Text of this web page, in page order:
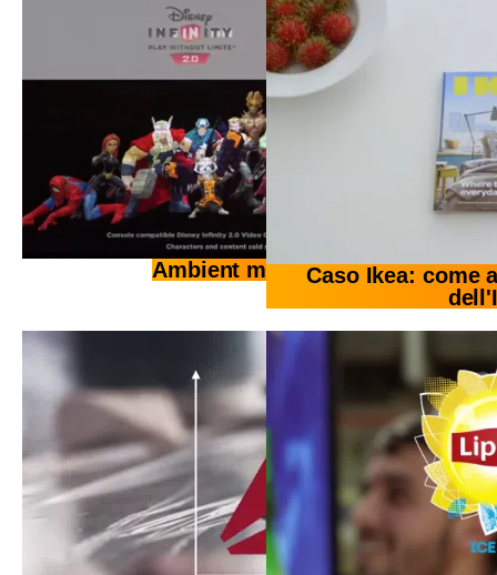
Ambient marketing 2.0Caso Ikea: come